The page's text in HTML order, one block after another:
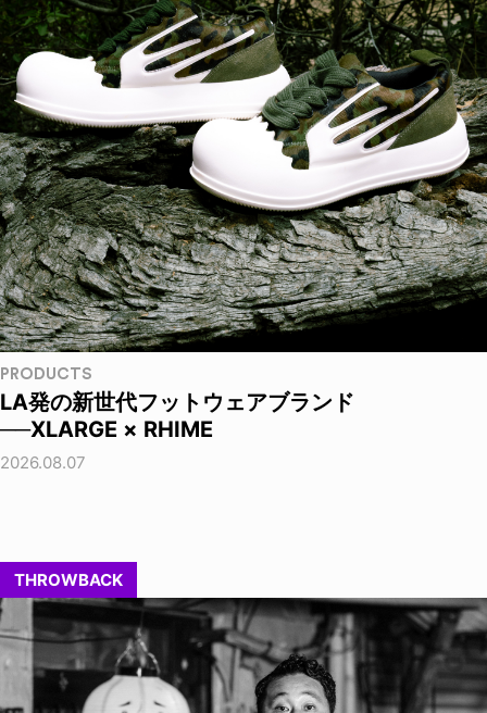
PRODUCTS
LA発の新世代フットウェアブランド
──XLARGE × RHIME
2026.08.07
THROWBACK